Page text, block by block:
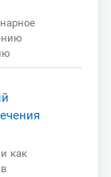
как